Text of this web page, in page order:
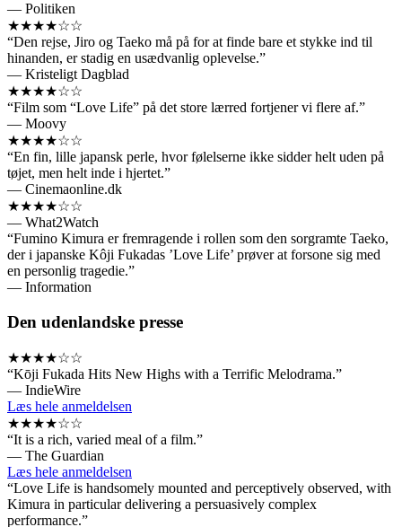
— Politiken
★★★★☆☆
“Den rejse, Jiro og Taeko må på for at finde bare et stykke ind til
hinanden, er stadig en usædvanlig oplevelse.”
— Kristeligt Dagblad
★★★★☆☆
“Film som “Love Life” på det store lærred fortjener vi flere af.”
— Moovy
★★★★☆☆
“En fin, lille japansk perle, hvor følelserne ikke sidder helt uden på
tøjet, men helt inde i hjertet.”
— Cinemaonline.dk
★★★★☆☆
— What2Watch
“Fumino Kimura er fremragende i rollen som den sorgramte Taeko,
der i japanske Kôji Fukadas ’Love Life’ prøver at forsone sig med
en personlig tragedie.”
— Information
Den udenlandske presse
★★★★☆☆
“Kōji Fukada Hits New Highs with a Terrific Melodrama.”
— IndieWire
Læs hele anmeldelsen
★★★★☆☆
“It is a rich, varied meal of a film.”
— The Guardian
Læs hele anmeldelsen
“Love Life is handsomely mounted and perceptively observed, with
Kimura in particular delivering a persuasively complex
performance.”